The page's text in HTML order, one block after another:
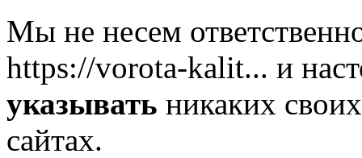
Мы не несем
https://vorota-kalit... и
указывать никаких
сайтах.